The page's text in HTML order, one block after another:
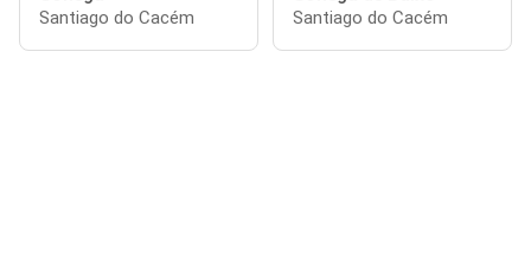
Santiago do Cacém Santiago do Cacém